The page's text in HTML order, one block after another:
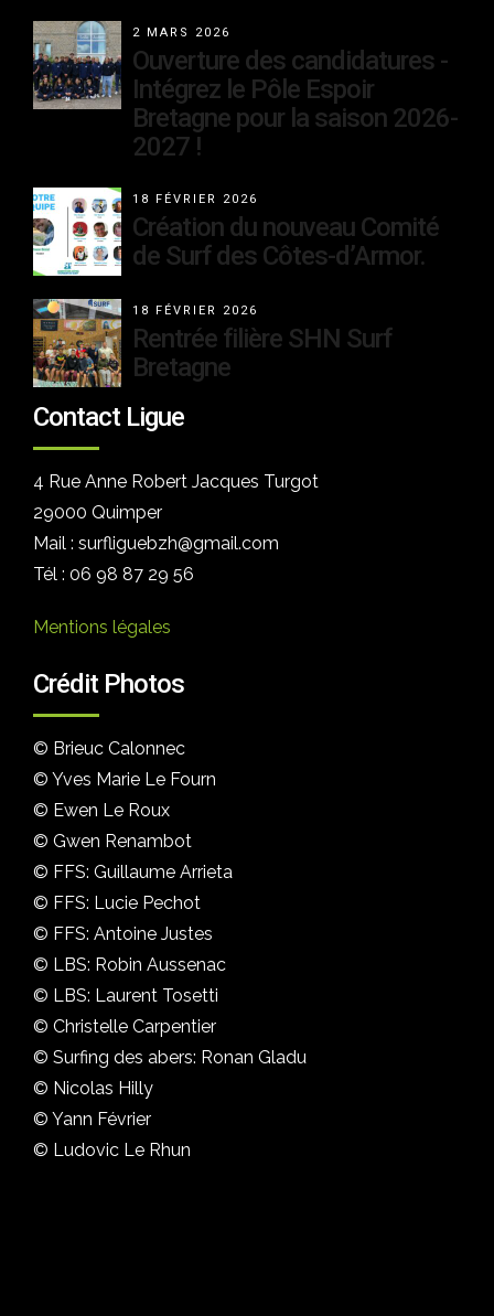
2 MARS 2026
Ouverture des candidatures -
Intégrez le Pôle Espoir
Bretagne pour la saison 2026-
2027 !
18 FÉVRIER 2026
Création du nouveau Comité
de Surf des Côtes-d’Armor.
18 FÉVRIER 2026
Rentrée filière SHN Surf
Bretagne
Contact Ligue
4 Rue Anne Robert Jacques Turgot
29000 Quimper
Mail : surfliguebzh@gmail.com
Tél : 06 98 87 29 56
Mentions légales
Crédit Photos
© Brieuc Calonnec
© Yves Marie Le Fourn
© Ewen Le Roux
© Gwen Renambot
© FFS: Guillaume Arrieta
© FFS: Lucie Pechot
© FFS: Antoine Justes
© LBS: Robin Aussenac
© LBS: Laurent Tosetti
© Christelle Carpentier
© Surfing des abers: Ronan Gladu
© Nicolas Hilly
© Yann Février
© Ludovic Le Rhun